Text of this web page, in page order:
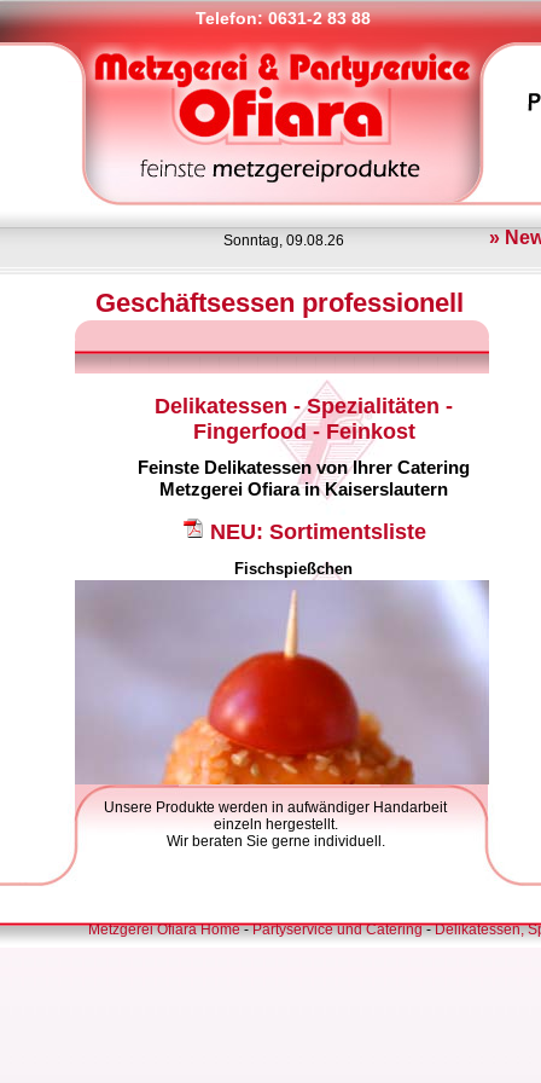
Telefon: 0631-2 83 88
Sonntag, 09.08.26 »
Unsere Produkte werden in aufwändiger Handarbeit
einzeln hergestellt.
Wir beraten Sie gerne individuell.
Geschäftsessen professionell
Delikatessen - Spezialitäten -
Fingerfood - Feinkost
Feinste Delikatessen von Ihrer Catering
Metzgerei Ofiara in Kaiserslautern
NEU: Sortimentsliste
Fischspießchen
Metzgerei Ofiara Home-Partyservice und Catering-Delikatessen,